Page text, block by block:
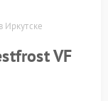
Иркутске
VF